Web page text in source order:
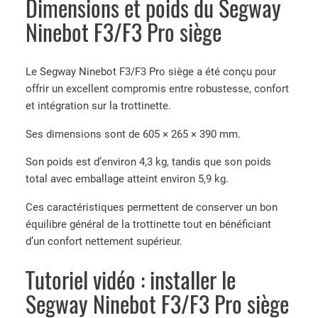
Dimensions et poids du Segway
Ninebot F3/F3 Pro siège
Le Segway Ninebot F3/F3 Pro siège a été conçu pour
offrir un excellent compromis entre robustesse, confort
et intégration sur la trottinette.
Ses dimensions sont de 605 × 265 × 390 mm.
Son poids est d’environ 4,3 kg, tandis que son poids
total avec emballage atteint environ 5,9 kg.
Ces caractéristiques permettent de conserver un bon
équilibre général de la trottinette tout en bénéficiant
d’un confort nettement supérieur.
Tutoriel vidéo : installer le
Segway Ninebot F3/F3 Pro siège